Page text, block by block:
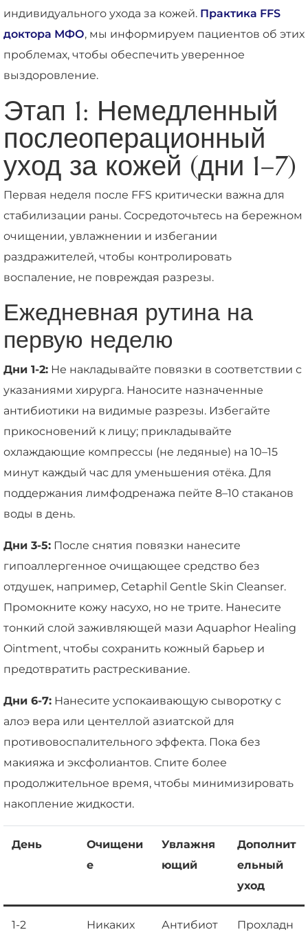
индивидуального ухода за кожей. Практика FFS
доктора МФО, мы информируем пациентов об этих
проблемах, чтобы обеспечить уверенное
выздоровление.
Этап 1: Немедленный
послеоперационный
уход за кожей (дни 1–7)
Первая неделя после FFS критически важна для
стабилизации раны. Сосредоточьтесь на бережном
очищении, увлажнении и избегании
раздражителей, чтобы контролировать
воспаление, не повреждая разрезы.
Ежедневная рутина на
первую неделю
Дни 1-2: Не накладывайте повязки в соответствии с
указаниями хирурга. Наносите назначенные
антибиотики на видимые разрезы. Избегайте
прикосновений к лицу; прикладывайте
охлаждающие компрессы (не ледяные) на 10–15
минут каждый час для уменьшения отёка. Для
поддержания лимфодренажа пейте 8–10 стаканов
воды в день.
Дни 3-5: После снятия повязки нанесите
гипоаллергенное очищающее средство без
отдушек, например, Cetaphil Gentle Skin Cleanser.
Промокните кожу насухо, но не трите. Нанесите
тонкий слой заживляющей мази Aquaphor Healing
Ointment, чтобы сохранить кожный барьер и
предотвратить растрескивание.
Дни 6-7: Нанесите успокаивающую сыворотку с
алоэ вера или центеллой азиатской для
противовоспалительного эффекта. Пока без
макияжа и эксфолиантов. Спите более
продолжительное время, чтобы минимизировать
накопление жидкости.
День
Очищени
е
Увлажня
ющий
Дополнит
ельный
уход
1-2
Никаких
Антибиот
Прохладн